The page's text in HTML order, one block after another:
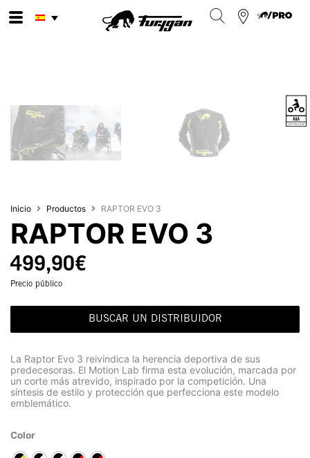
Inicio Productos RAPTOR EVO 3
RAPTOR EVO 3
499,90€
Precio público
BUSCAR UN DISTRIBUIDOR
La Raptor Evo 3 reivindica la herencia deportiva de sus
predecesoras. El Motion Lab firma esta evolución, marcada por
un corte más atrevido, inspirado por la competición. Una
síntesis de estilo y protección que perfecciona este modelo
emblemático.
Color